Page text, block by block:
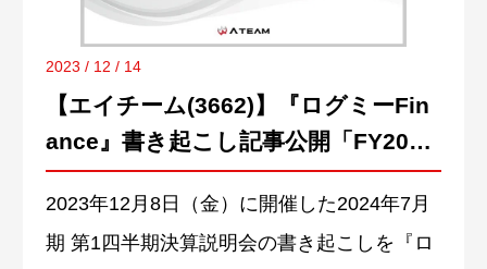
す。なぜエイチームを辞めたのか？なぜ戻っ
てきたのか？それらの理由の他、「アルムナ
イ社員」だからこそ再発見したエイチームの
魅力などについて語り合っていただきます。
2023 / 12 / 14
【エイチーム(3662)】『ログミーFin
ance』書き起こし記事公開「FY2024
Q1四半期決算発表」
2023年12月8日（金）に開催した2024年7月
期 第1四半期決算説明会の書き起こしを『ロ